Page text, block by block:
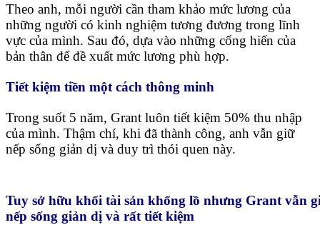
Theo anh, mỗi người cần tham khảo mức lương của
những người có kinh nghiệm tương đương trong lĩnh
vực của mình. Sau đó, dựa vào những cống hiến của
bản thân để đề xuất mức lương phù hợp.
Tiết kiệm tiền một cách thông minh
Trong suốt 5 năm, Grant luôn tiết kiệm 50% thu nhập
của mình. Thậm chí, khi đã thành công, anh vẫn giữ
nếp sống giản dị và duy trì thói quen này.
Tuy sở hữu khối tài sản khổng lồ nhưng Grant vẫn
nếp sống giản dị và rất tiết kiệm